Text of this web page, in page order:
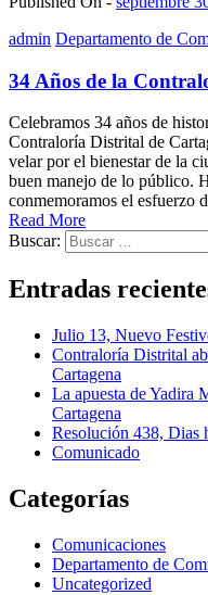
admin Departamento de
34 Años de la
Celebramos 34 años de
Contraloría Distrital de
velar por el bienestar de la
buen manejo de lo público.
conmemoramos el esfuerzo
Read More
Buscar:
Entradas
Julio 13, Nuevo
Contraloría Distrital
Cartagena
La apuesta de Yadira
Cartagena
Resolución 438, Dias
Comunicado
Categorías
Comunicaciones
Departamento de
Uncategorized